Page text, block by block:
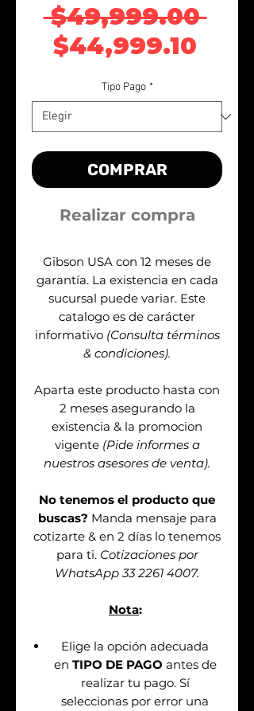
$49,999.00
$44,999.10
Tipo Pago *
COMPRAR
Realizar compra
Gibson USA con 12 meses de
garantía. La existencia en cada
sucursal puede variar. Este
catalogo es de carácter
informativo (Consulta términos
& condiciones).
Aparta este producto hasta con
2 meses asegurando la
existencia & la promocion
vigente (Pide informes a
nuestros asesores de venta).
No tenemos el producto que
buscas? Manda mensaje para
cotizarte & en 2 días lo tenemos
para ti. Cotizaciones por
WhatsApp 33 2261 4007.
Nota:
Elige la opción adecuada
en TIPO DE PAGO antes de
realizar tu pago. Sí
seleccionas por error una